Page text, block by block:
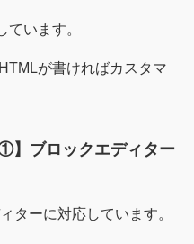
います。
が書ければカスタマ
】ブロックエディター
ターに対応しています。